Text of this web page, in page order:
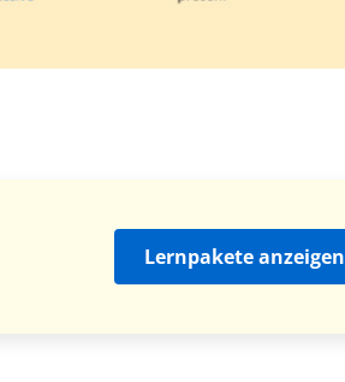
Lernpakete anzeigen